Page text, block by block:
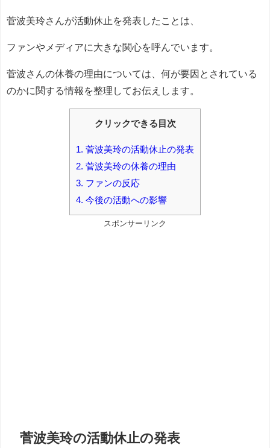
菅波美玲さんが活動休止を発表したことは、
ファンやメディアに大きな関心を呼んでいます。
菅波さんの休養の理由については、何が要因とされている
のかに関する情報を整理してお伝えします。
クリックできる目次
1. 菅波美玲の活動休止の発表
2. 菅波美玲の休養の理由
3. ファンの反応
4. 今後の活動への影響
スポンサーリンク
菅波美玲の活動休止の発表